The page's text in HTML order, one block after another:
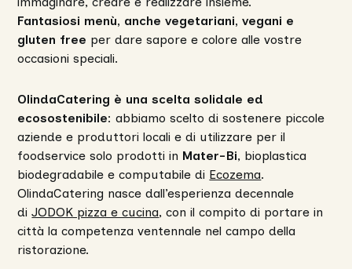
Fantasiosi menù, anche vegetariani, vegani e
gluten free per dare sapore e colore alle vostre
occasioni speciali.
OlindaCatering è una scelta solidale ed
ecosostenibile: abbiamo scelto di sostenere piccole
aziende e produttori locali e di utilizzare per il
foodservice solo prodotti in Mater-Bi, bioplastica
biodegradabile e computabile di Ecozema.
OlindaCatering nasce dall’esperienza decennale
diJODOK pizza e cucina, con il compito di portare in
città la competenza ventennale nel campo della
ristorazione.